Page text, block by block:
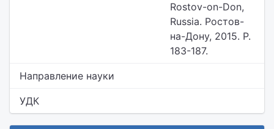
Rostov-on-Don,
Russia. Ростов-
на-Дону, 2015. P.
183-187.
Направление науки
УДК